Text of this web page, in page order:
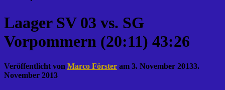
Laager SV 03 vs. SG
Vorpommern (20:11) 43:26
Veröffentlicht von Marco Förster am 3. November 20133.
November 2013